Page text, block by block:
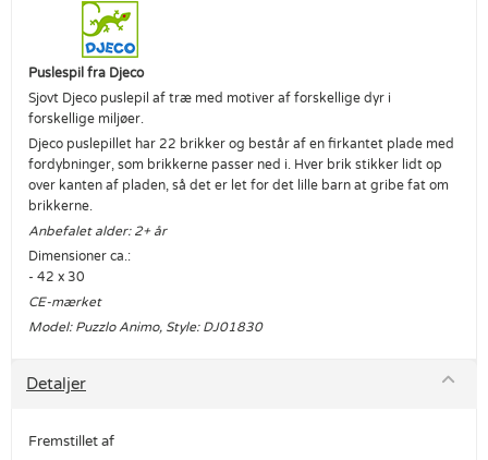
Puslespil fra Djeco
Sjovt Djeco puslepil af træ med motiver af forskellige dyr i
forskellige miljøer.
Djeco puslepillet har 22 brikker og består af en firkantet plade med
fordybninger, som brikkerne passer ned i. Hver brik stikker lidt op
over kanten af pladen, så det er let for det lille barn at gribe fat om
brikkerne.
Anbefalet alder: 2+ år
Dimensioner ca.:
- 42 x 30
CE-mærket
Model: Puzzlo Animo, Style: DJ01830
Detaljer
Fremstillet af